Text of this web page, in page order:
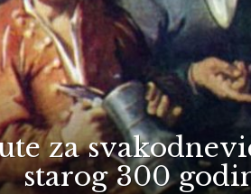
za
starog 300